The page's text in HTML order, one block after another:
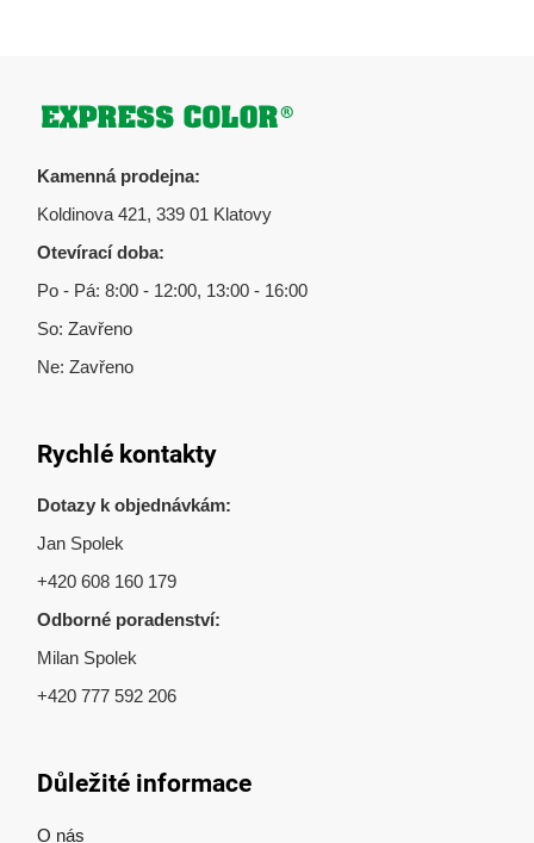
Zápatí
Kamenná prodejna:
Koldinova 421, 339 01 Klatovy
Otevírací doba:
Po - Pá: 8:00 - 12:00, 13:00 - 16:00
So: Zavřeno
Ne: Zavřeno
Rychlé kontakty
Dotazy k objednávkám:
Jan Spolek
+420 608 160 179
Odborné poradenství:
Milan Spolek
+420 777 592 206
Důležité informace
O nás